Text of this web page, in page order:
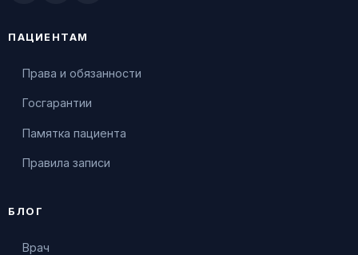
ПАЦИЕНТАМ
Права и обязанности
Госгарантии
Памятка пациента
Правила записи
БЛОГ
Врач